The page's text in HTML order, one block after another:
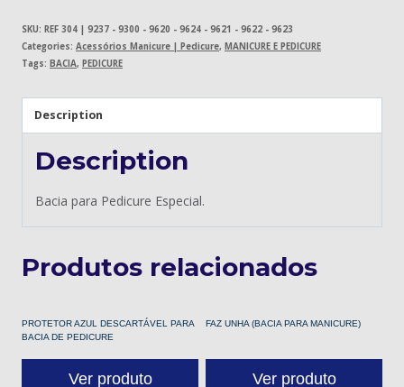
SKU: REF 304 | 9237 - 9300 - 9620 - 9624 - 9621 - 9622 - 9623
Categories: Acessórios Manicure | Pedicure, MANICURE E PEDICURE
Tags: BACIA, PEDICURE
Description
Description
Bacia para Pedicure Especial.
Produtos relacionados
PROTETOR AZUL DESCARTÁVEL PARA
BACIA DE PEDICURE
Ver produto
FAZ UNHA (BACIA PARA MANICURE)
Ver produto